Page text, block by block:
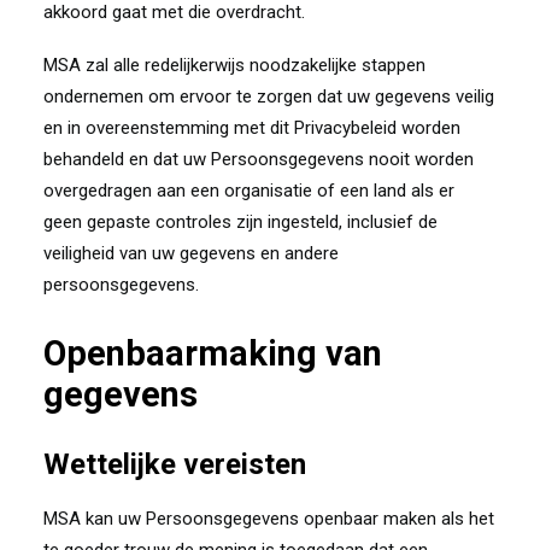
akkoord gaat met die overdracht.
MSA zal alle redelijkerwijs noodzakelijke stappen
ondernemen om ervoor te zorgen dat uw gegevens veilig
en in overeenstemming met dit Privacybeleid worden
behandeld en dat uw Persoonsgegevens nooit worden
overgedragen aan een organisatie of een land als er
geen gepaste controles zijn ingesteld, inclusief de
veiligheid van uw gegevens en andere
persoonsgegevens.
Openbaarmaking van
gegevens
Wettelijke vereisten
MSA kan uw Persoonsgegevens openbaar maken als het